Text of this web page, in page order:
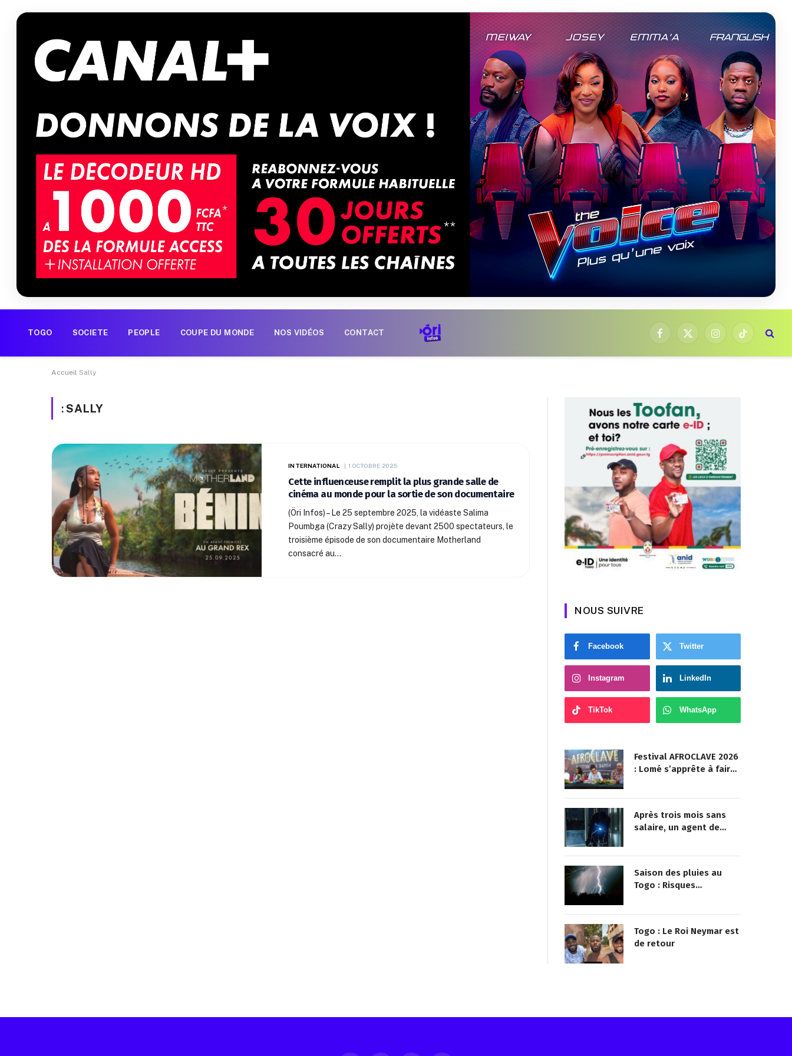
TOGO SOCIETE PEOPLE COUPE DU MONDE NOS VIDÉOS CONTACT
Facebook
X
InstagramTikTok
Accueil Sally
:SALLY
INTERNATIONAL 1 OCTOBRE 2025
Cette influenceuse remplit la plus grande salle de
cinéma au monde pour la sortie de son documentaire
(Öri Infos) – Le 25 septembre 2025, la vidéaste Salima
Poumbga (Crazy Sally) projète devant 2500 spectateurs, le
troisième épisode de son documentaire Motherland
consacré au…
NOUS SUIVRE
Facebook Twitter
Instagram LinkedIn
TikTok WhatsApp
Festival AFROCLAVE 2026
: Lomé s’apprête à faire
Après trois mois sans
salaire, un agent de
Saison des pluies au
Togo : Risques
Togo : Le Roi Neymar est
de retour